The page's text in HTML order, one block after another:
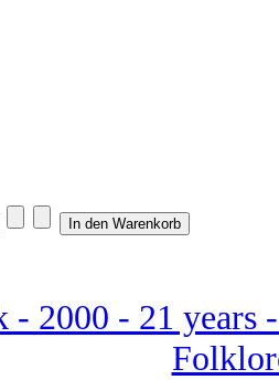
- 2000 - 21 years